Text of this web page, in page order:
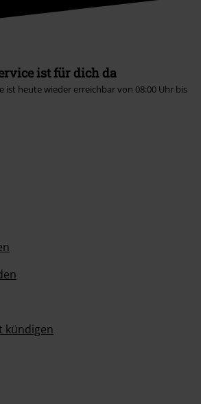
ist für dich da
ist heute wieder erreichbar von 08:00 Uhr bis
kündigen